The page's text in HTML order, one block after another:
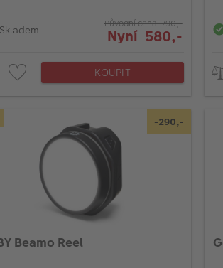
Skladem Původní cena 790,-
Nyní 580,-
KOUPIT
-290,-
Beamo Reel